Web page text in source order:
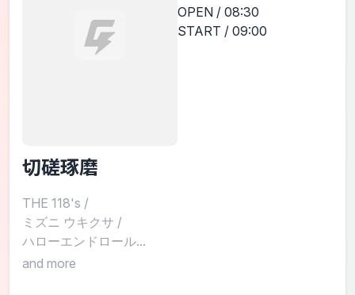
OPEN / 08:30
START / 09:00
切磋琢磨
THE 118's /
ミズニ ウキクサ /
ハローエンドロール...
and more